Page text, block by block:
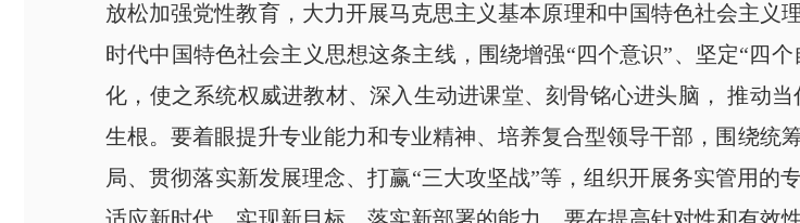
放松加强党性教育，大力开展马克思主义基本原理和中国特色社会主义
时代中国特色社会主义思想这条主线，围绕增强“四个意识”、坚定“四
化，使之系统权威进教材、深入生动进课堂、刻骨铭心进头脑， 推动
生根。要着眼提升专业能力和专业精神、培养复合型领导干部，围绕统
局、贯彻落实新发展理念、打赢“三大攻坚战”等，组织开展务实管用